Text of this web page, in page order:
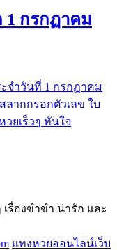
1 กรกฏาคม
จำวันที่ 1 กรกฏาคม
ลากกรอกตัวเลข ใบ
ยเร็วๆ ทันใจ
รื่องขำขำ น่ารัก และ
แทงหวยออนไลน์เว็บ